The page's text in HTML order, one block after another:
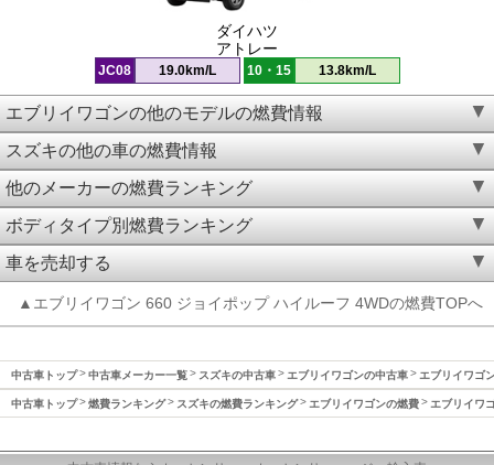
ダイハツ
アトレー
JC08 19.0km/L 10・15 13.8km/L
エブリイワゴンの他のモデルの燃費情報
スズキの他の車の燃費情報
他のメーカーの燃費ランキング
ボディタイプ別燃費ランキング
車を売却する
▲エブリイワゴン 660 ジョイポップ ハイルーフ 4WDの燃費TOPへ
中古車トップ 中古車メーカー一覧 スズキの中古車 エブリイワゴンの中古車 エブリイワゴ
中古車トップ 燃費ランキング スズキの燃費ランキング エブリイワゴンの燃費 エブリイワ